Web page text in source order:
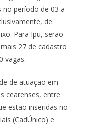
no período de 03 a
de
Para Ipu, serão
27 de cadastro
vagas.
de atuação em
cearenses, entre
estão inseridas no
(CadÚnico) e